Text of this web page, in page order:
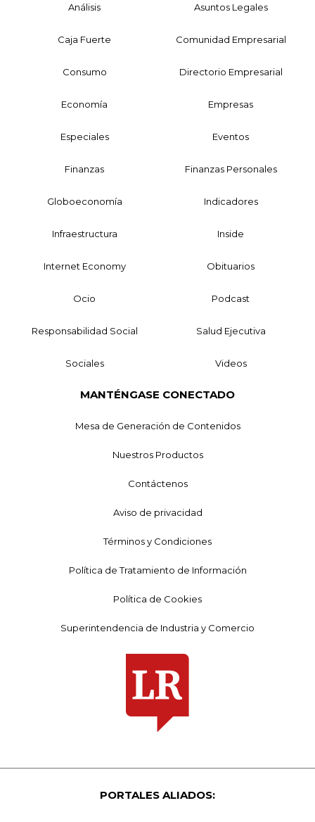
Análisis Asuntos Legales
Caja Fuerte Comunidad Empresarial
Consumo Directorio Empresarial
Economía Empresas
Especiales Eventos
Finanzas Finanzas Personales
Globoeconomía Indicadores
Infraestructura Inside
Internet Economy Obituarios
Ocio Podcast
Responsabilidad Social Salud Ejecutiva
Sociales Videos
MANTÉNGASE CONECTADO
Mesa de Generación de Contenidos
Nuestros Productos
Contáctenos
Aviso de privacidad
Términos y Condiciones
Política de Tratamiento de Información
Política de Cookies
Superintendencia de Industria y Comercio
PORTALES ALIADOS: